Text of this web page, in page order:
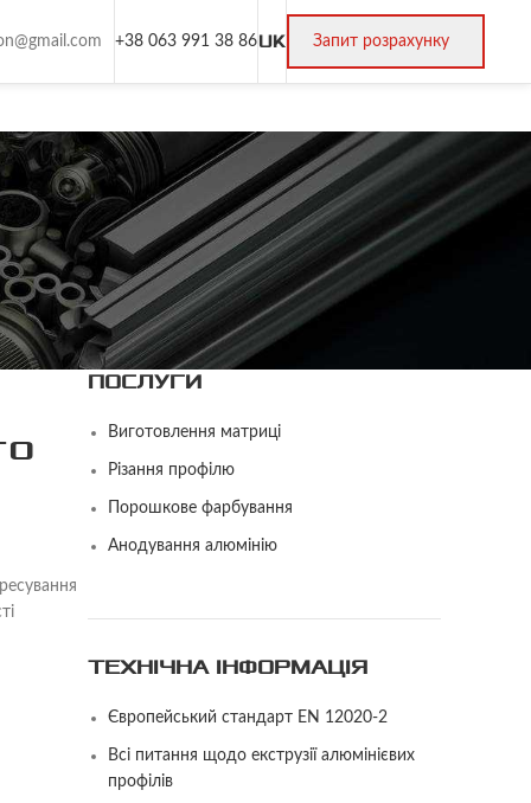
+38 063 991 38 86UK Запит розрахунку
ПОСЛУГИ
Виготовлення матриці
Різання профілю
Порошкове фарбування
Анодування алюмінію
ТЕХНІЧНА ІНФОРМАЦІЯ
Європейський стандарт EN 12020-2
Всі питання щодо екструзії алюмінієвих
профілів